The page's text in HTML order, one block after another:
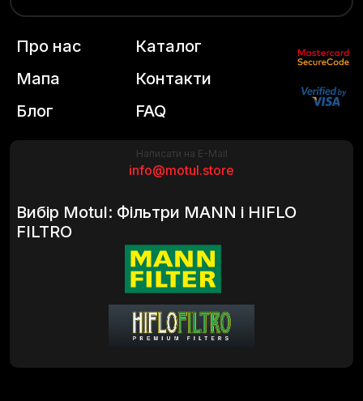
Написати на E-Mail
info@motul.store
Вибір Motul: Фільтри MANN і HIFLO
FILTRO
Про нас
Мапа
Блог
Каталог
Контакти
FAQ